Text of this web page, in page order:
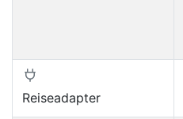
Reiseadapter